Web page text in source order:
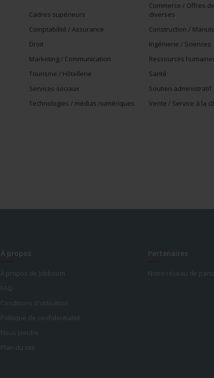
Cadres supérieurs
Commerce / Offres
diverses
Comptabilité / Assurance
Construction /
Droit
Ingénierie / Sciences
Marketing / Communication
Ressources
Tourisme / Hôtellerie
Santé
Services sociaux
Soutien administratif
Technologies / médias numériques
Vente / Service à la
À propos
À propos de Jobboom
FAQ
Conditions d'utilisation
Politique de confidentialité
Nous Joindre
Plan du site
Partenaires
Notre réseau de